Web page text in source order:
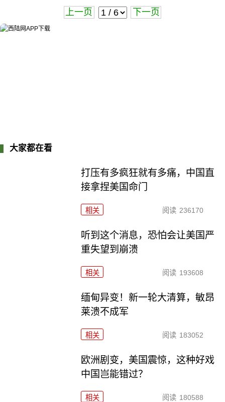
上一页 下一页
大家都在看
打压有多疯狂就有多痛，中国直
接拿捏美国命门
相关 阅读 236170
听到这个消息，恐怕会让美国严
重失望到崩溃
相关 阅读 193608
缅甸异变！新一轮大清算，敏昂
莱溃不成军
相关 阅读 183052
欧洲剧变，美国震惊，这种好戏
中国岂能错过？
相关 阅读 180588